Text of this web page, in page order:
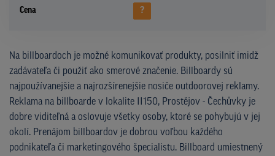
Cena ?
Na billboardoch je možné komunikovať produkty, posilniť imidž
zadávateľa či použiť ako smerové značenie. Billboardy sú
najpoužívanejšie a najrozšírenejšie nosiče outdoorovej reklamy.
Reklama na billboarde v lokalite II150, Prostějov - Čechůvky je
dobre viditeľná a oslovuje všetky osoby, ktoré se pohybujú v jej
okolí. Prenájom billboardov je dobrou voľbou každého
podnikateľa či marketingového špecialistu. Billboard umiestnený